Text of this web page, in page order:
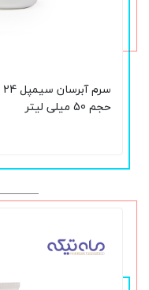
حجم 50 میلی لیتر